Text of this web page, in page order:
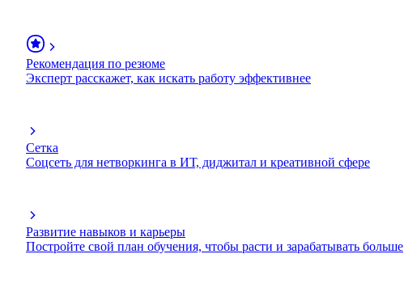
Рекомендация по резюме
Эксперт расскажет, как искать работу эффективнее
Сетка
Соцсеть для нетворкинга в ИТ, диджитал и креативной сфере
Развитие навыков и карьеры
Постройте свой план обучения, чтобы расти и зарабатывать больше